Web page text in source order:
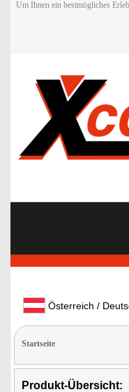
Um Ihnen ein bestmögliches
Österreich /
Startseite
Produkt-Übersicht: